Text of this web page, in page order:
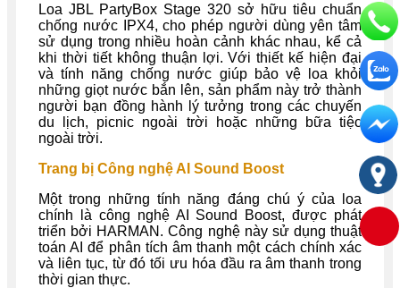
Loa JBL PartyBox Stage 320 sở hữu tiêu chuẩn
chống nước IPX4, cho phép người dùng yên tâm
sử dụng trong nhiều hoàn cảnh khác nhau, kể cả
khi thời tiết không thuận lợi. Với thiết kế hiện đại
và tính năng chống nước giúp bảo vệ loa khỏi
những giọt nước bắn lên, sản phẩm này trở thành
người bạn đồng hành lý tưởng trong các chuyến
du lịch, picnic ngoài trời hoặc những bữa tiệc
ngoài trời.
Trang bị Công nghệ AI Sound Boost
Một trong những tính năng đáng chú ý của loa
chính là công nghệ AI Sound Boost, được phát
triển bởi HARMAN. Công nghệ này sử dụng thuật
toán AI để phân tích âm thanh một cách chính xác
và liên tục, từ đó tối ưu hóa đầu ra âm thanh trong
thời gian thực.